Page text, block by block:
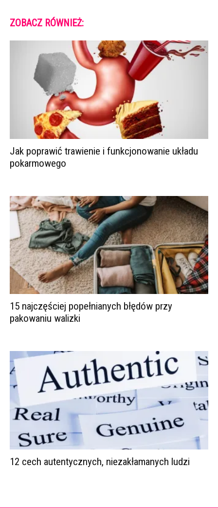
ZOBACZ RÓWNIEŻ:
Jak poprawić trawienie i funkcjonowanie układu
pokarmowego
15 najczęściej popełnianych błędów przy
pakowaniu walizki
12 cech autentycznych, niezakłamanych ludzi